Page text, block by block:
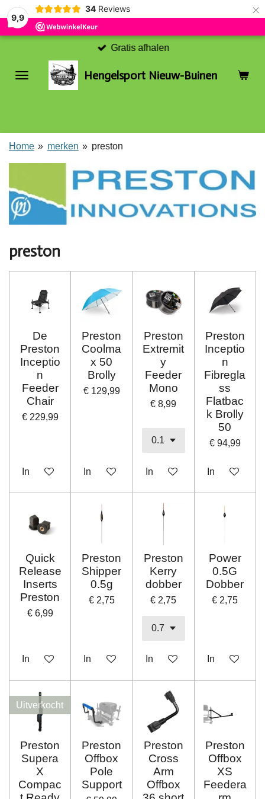
9,9
34 Reviews ×
Hengelsport Nieuw-Buinen
Gratis afhalen
Home » merken » preston
preston
De
Preston
Inceptio
n
Feeder
Chair
€ 229,99
In winkelwagen
Preston
Coolma
x 50
Brolly
€ 129,99
In winkelwagen
Preston
Extremit
y
Feeder
Mono
€ 8,99
In winkelwagen
Preston
Inceptio
n
Fibregla
ss
Flatbac
k Brolly
50
€ 94,99
In
Quick
Release
Inserts
Preston
€ 6,99
In winkelwagen
Preston
Shipper
0.5g
€ 2,75
In winkelwagen
Preston
Kerry
dobber
€ 2,75
In winkelwagen
Power
0.5G
Dobber
€ 2,75
In
Uitverkocht
Preston
Supera
X
Compac
Preston
Offbox
Pole
Support
Preston
Cross
Arm
Offbox
Preston
Offbox
XS
Feedera